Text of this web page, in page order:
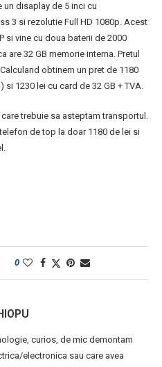
un disaplay de 5 inci cu
3 si rezolutie Full HD 1080p. Acest
si vine cu doua baterii de 2000
are 32 GB memorie interna. Pretul
obtinem un pret de 1180
si 1230 lei cu card de 32 GB + TVA.
trebuie sa asteptam transportul.
de top la doar 1180 de lei si
0
curios, de mic demontam
electronica sau care avea